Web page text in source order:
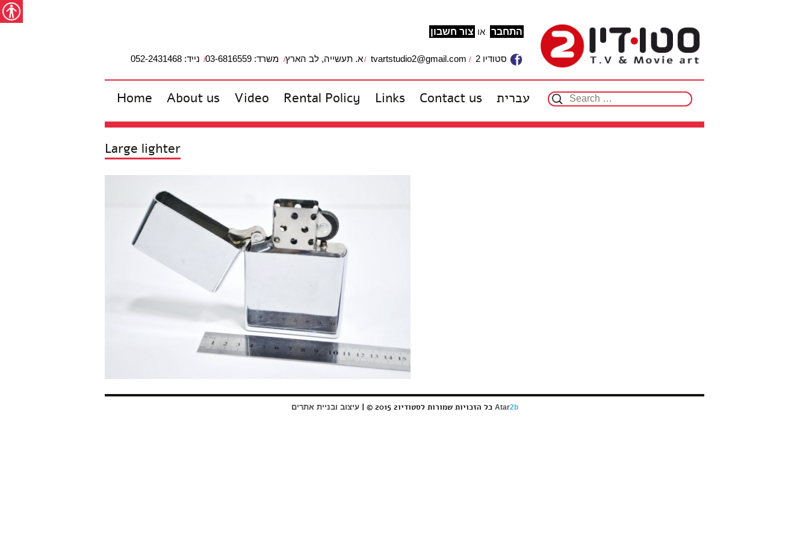
studio2
התחבר או צור חשבון
א. תעשייה, לב הארץ משרד: 03-6816559 נייד: 052-2431468 tvartstudio2@gmail.com
Home About us Video Rental Policy Links Contact us עברית Search for:
Large lighter
כל הזכויות שמורות לסטודיו2 2015 © |עיצוב ובניית אתרים Atar2b